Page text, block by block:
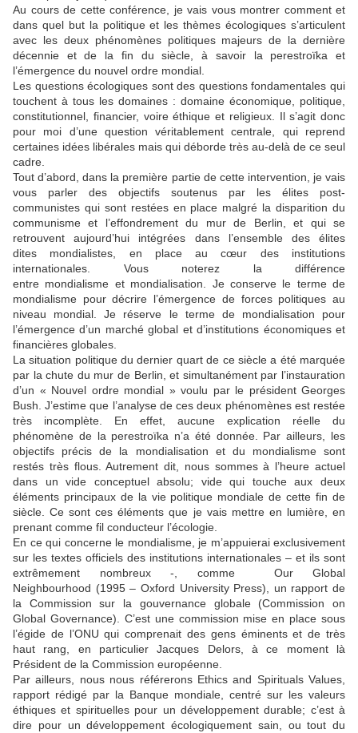
Au cours de cette conférence, je vais vous montrer comment et
dans quel but la politique et les thèmes écologiques s’articulent
avec les deux phénomènes politiques majeurs de la dernière
décennie et de la fin du siècle, à savoir la perestroïka et
l’émergence du nouvel ordre mondial.
Les questions écologiques sont des questions fondamentales qui
touchent à tous les domaines : domaine économique, politique,
constitutionnel, financier, voire éthique et religieux. Il s’agit donc
pour moi d’une question véritablement centrale, qui reprend
certaines idées libérales mais qui déborde très au-delà de ce seul
cadre.
Tout d’abord, dans la première partie de cette intervention, je vais
vous parler des objectifs soutenus par les élites post-
communistes qui sont restées en place malgré la disparition du
communisme et l’effondrement du mur de Berlin, et qui se
retrouvent aujourd’hui intégrées dans l’ensemble des élites
dites mondialistes, en place au cœur des institutions
internationales. Vous noterez la différence
entre mondialisme et mondialisation. Je conserve le terme de
mondialisme pour décrire l’émergence de forces politiques au
niveau mondial. Je réserve le terme de mondialisation pour
l’émergence d’un marché global et d’institutions économiques et
financières globales.
La situation politique du dernier quart de ce siècle a été marquée
par la chute du mur de Berlin, et simultanément par l’instauration
d’un « Nouvel ordre mondial » voulu par le président Georges
Bush. J’estime que l’analyse de ces deux phénomènes est restée
très incomplète. En effet, aucune explication réelle du
phénomène de la perestroïka n’a été donnée. Par ailleurs, les
objectifs précis de la mondialisation et du mondialisme sont
restés très flous. Autrement dit, nous sommes à l’heure actuel
dans un vide conceptuel absolu; vide qui touche aux deux
éléments principaux de la vie politique mondiale de cette fin de
siècle. Ce sont ces éléments que je vais mettre en lumière, en
prenant comme fil conducteur l’écologie.
En ce qui concerne le mondialisme, je m’appuierai exclusivement
sur les textes officiels des institutions internationales – et ils sont
extrêmement nombreux -, comme Our Global
Neighbourhood (1995 – Oxford University Press), un rapport de
la Commission sur la gouvernance globale (Commission on
Global Governance). C’est une commission mise en place sous
l’égide de l’ONU qui comprenait des gens éminents et de très
haut rang, en particulier Jacques Delors, à ce moment là
Président de la Commission européenne.
Par ailleurs, nous nous référerons Ethics and Spirituals Values,
rapport rédigé par la Banque mondiale, centré sur les valeurs
éthiques et spirituelles pour un développement durable; c’est à
dire pour un développement écologiquement sain, ou tout du